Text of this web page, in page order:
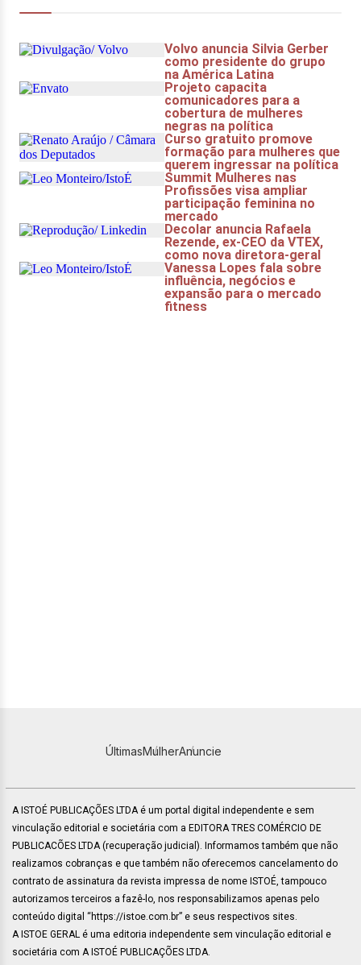
ÚltimasMulherAnuncie
A ISTOÉ PUBLICAÇÕES LTDA é um portal digital independente e sem
vinculação editorial e societária com a EDITORA TRES COMÉRCIO DE
PUBLICACÕES LTDA (recuperação judicial). Informamos também que não
realizamos cobranças e que também não oferecemos cancelamento do
contrato de assinatura da revista impressa de nome ISTOÉ, tampouco
autorizamos terceiros a fazê-lo, nos responsabilizamos apenas pelo
conteúdo digital “https://istoe.com.br” e seus respectivos sites.
A ISTOE GERAL é uma editoria independente sem vinculação editorial e
societária com A ISTOÉ PUBLICAÇÕES LTDA.